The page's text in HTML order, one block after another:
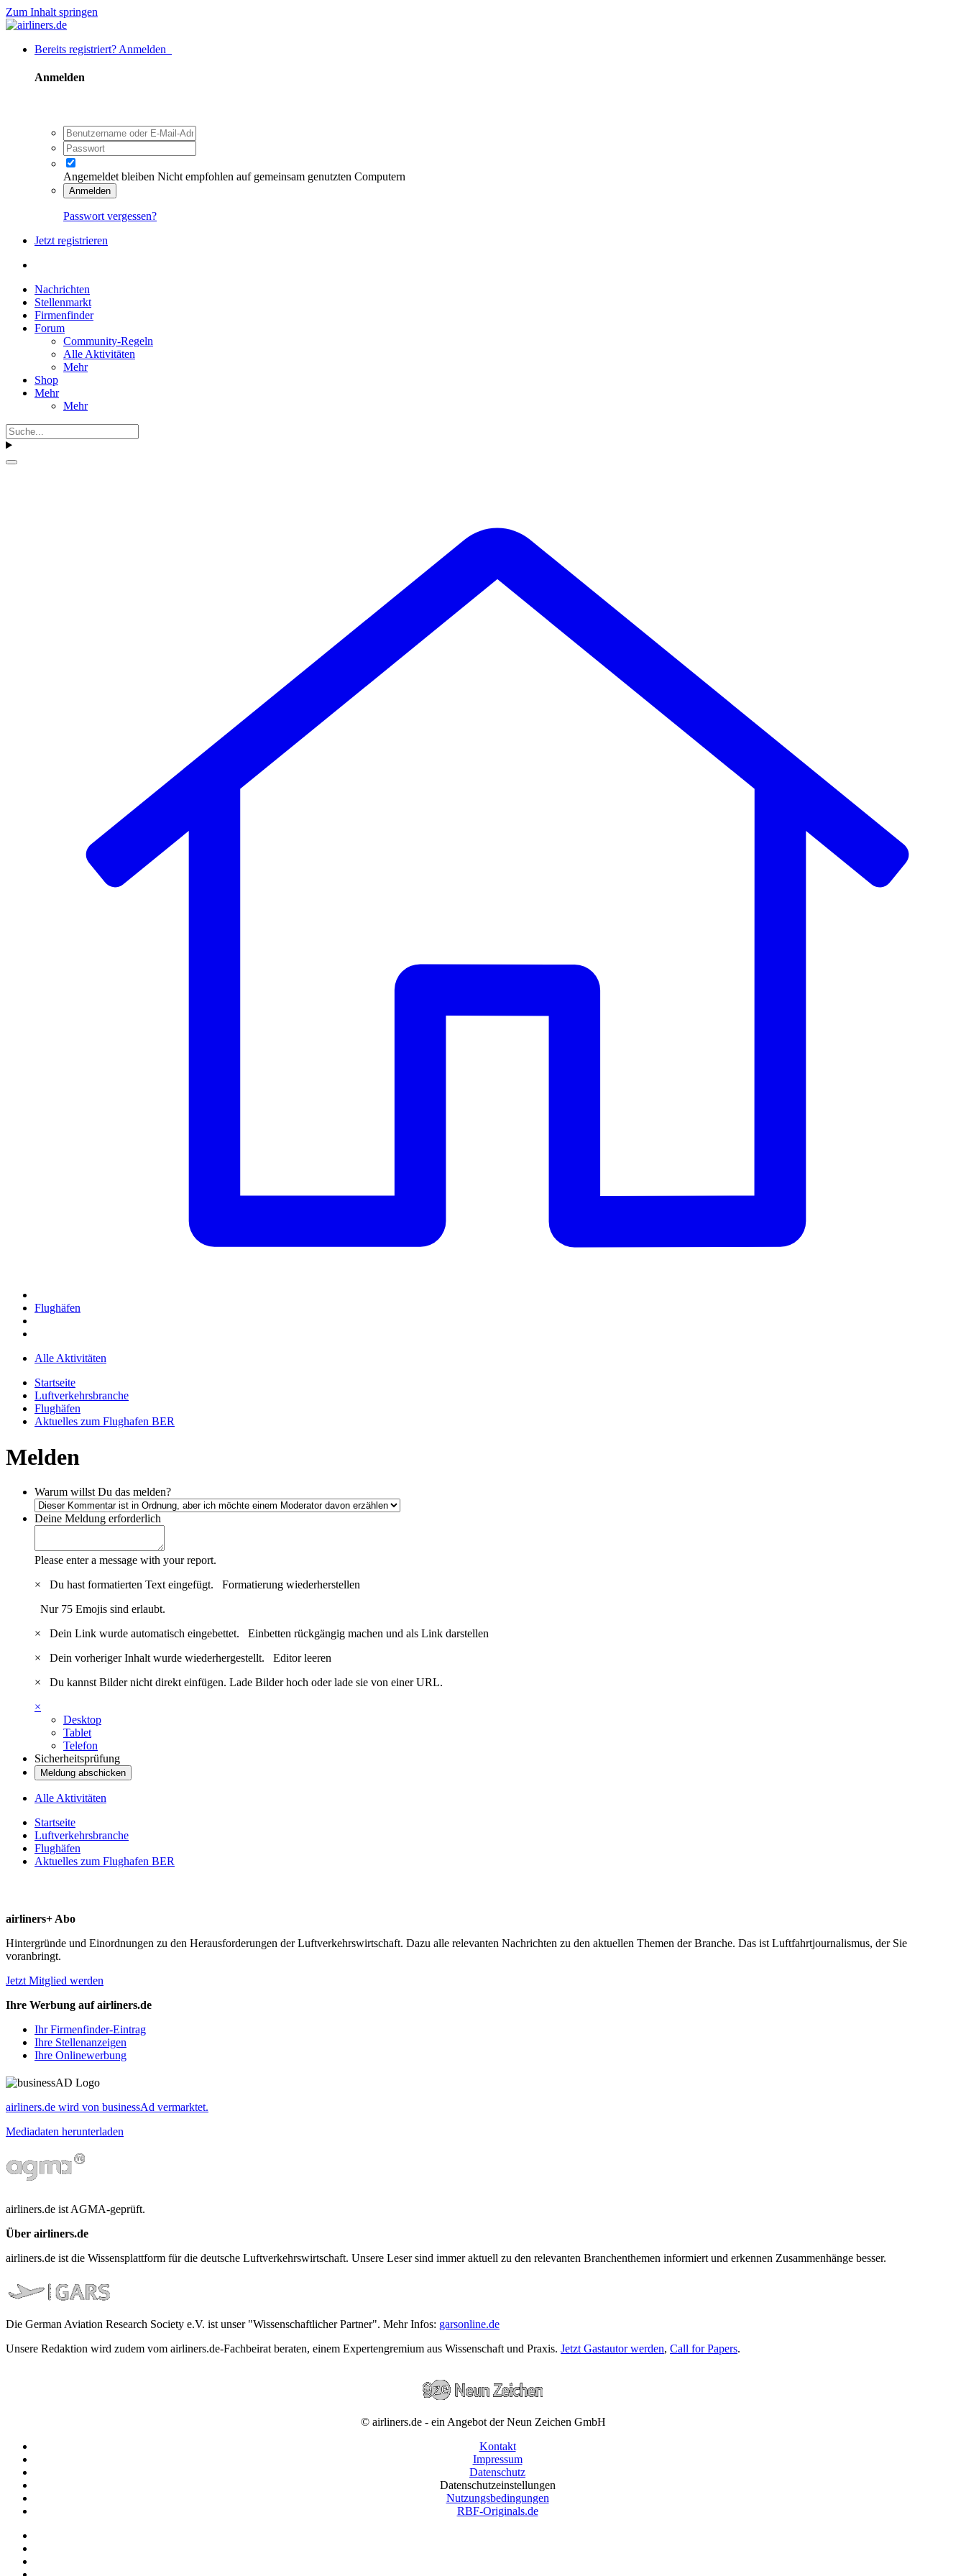
Zum Inhalt springen
Bereits registriert? Anmelden
Anmelden
Angemeldet bleiben Nicht empfohlen auf gemeinsam genutzten Computern
Anmelden
Passwort vergessen?
Jetzt registrieren
Nachrichten
Stellenmarkt
Firmenfinder
Forum
Community-Regeln
Alle Aktivitäten
Mehr
Shop
Mehr
Mehr
Flughäfen
Alle Aktivitäten
Startseite
Luftverkehrsbranche
Flughäfen
Aktuelles zum Flughafen BER
Melden
Warum willst Du das melden?
Deine Meldung erforderlich
Please enter a message with your report.
×
Du hast formatierten Text eingefügt. Formatierung wiederherstellen
Nur 75 Emojis sind erlaubt.
×
Dein Link wurde automatisch eingebettet. Einbetten rückgängig machen und als Link darstellen
×
Dein vorheriger Inhalt wurde wiederhergestellt. Editor leeren
×
Du kannst Bilder nicht direkt einfügen. Lade Bilder hoch oder lade sie von einer URL.
×
Desktop
Tablet
Telefon
Sicherheitsprüfung
Meldung abschicken
Alle Aktivitäten
Startseite
Luftverkehrsbranche
Flughäfen
Aktuelles zum Flughafen BER
airliners+ Abo
Hintergründe und Einordnungen zu den Herausforderungen der Luftverkehrswirtschaft. Dazu alle relevanten Nachrichten zu den aktuellen Themen der Branche. Das ist Luftfahrtjournalismus, der Sie
voranbringt.
Jetzt Mitglied werden
Ihre Werbung auf airliners.de
Ihr Firmenfinder-Eintrag
Ihre Stellenanzeigen
Ihre Onlinewerbung
airliners.de wird von businessAd vermarktet.
Mediadaten herunterladen
airliners.de ist AGMA-geprüft.
Über airliners.de
airliners.de ist die Wissensplattform für die deutsche Luftverkehrswirtschaft. Unsere Leser sind immer aktuell zu den relevanten Branchenthemen informiert und erkennen Zusammenhänge besser.
Die German Aviation Research Society e.V. ist unser "Wissenschaftlicher Partner". Mehr Infos: garsonline.de
Unsere Redaktion wird zudem vom airliners.de-Fachbeirat beraten, einem Expertengremium aus Wissenschaft und Praxis. Jetzt Gastautor werden, Call for Papers.
© airliners.de - ein Angebot der Neun Zeichen GmbH
Kontakt
Impressum
Datenschutz
Datenschutzeinstellungen
Nutzungsbedingungen
RBF-Originals.de